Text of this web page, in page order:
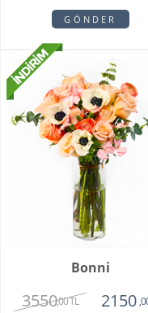
GÖNDER
Bonni
3550,00 TL 2150